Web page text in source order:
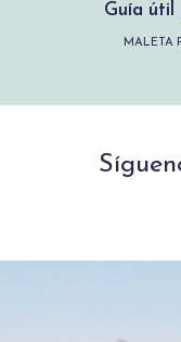
Guía útil
MALETA